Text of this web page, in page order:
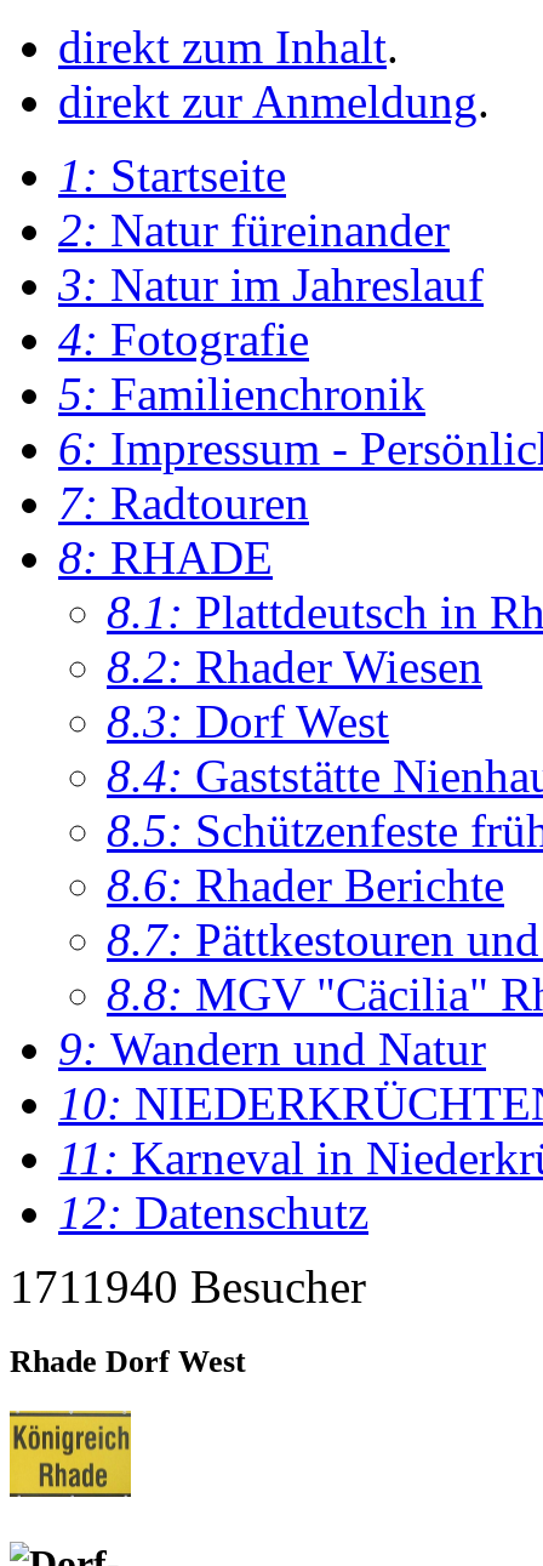
direkt zum Inhalt.
direkt zur Anmeldung.
1: Startseite
2: Natur füreinander
3: Natur im Jahreslauf
4: Fotografie
5: Familienchronik
6: Impressum -
7: Radtouren
8: RHADE
8.1: Plattdeutsch in
8.2: Rhader Wiesen
8.3: Dorf West
8.4: Gaststätte
8.5: Schützenfeste
8.6: Rhader Berichte
8.7: Pättkestouren
8.8: MGV "Cäcilia"
9: Wandern und Natur
10:
11: Karneval in
12: Datenschutz
1711940 Besucher
Rhade Dorf West